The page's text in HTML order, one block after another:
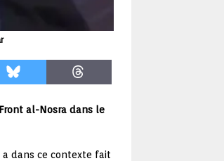
al-Nosra dans le
a dans ce contexte fait